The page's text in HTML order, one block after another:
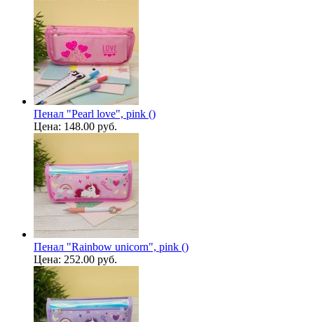
Пенал "Pearl love", pink ()
Цена: 148.00 руб.
Пенал "Rainbow unicorn", pink ()
Цена: 252.00 руб.